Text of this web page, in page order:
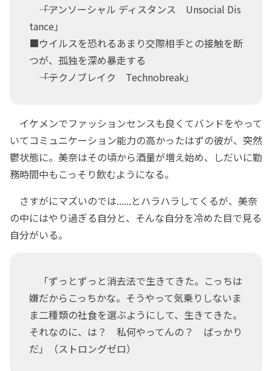
――「アンソーシャル ディスタンス Unsocial Dis
tance」
■ウイルスを恐れるあまり交際相手との接触を断
つが、孤独を深め暴走する
――「テクノブレイク Technobreak」
イケメンでファッションセンスも良くてバンドをやって
いてコミュニケーション能力の高かったはずの彼が、突然
鬱状態に。美奈はその頃から酒量が増え始め、しだいに勤
務時間中もこっそり飲むようになる。
さすがにマズいのでは......とハラハラしてくるが、美奈
の中にはやり過ぎる自分と、そんな自分を冷めた目で見る
自分がいる。
「ずっとずっと消去法で生きてきた。こっちは
嫌だからこっちかな。そうやって気乗りしないま
ま二種類の社食を選ぶようにして、生きてきた。
それなのに、は？ 私何やってんの？ ばっかり
だ」（ストロングゼロ）